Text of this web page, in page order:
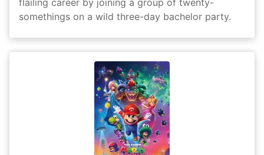
flailing career by joining a group of twenty-
somethings on a wild three-day bachelor party.